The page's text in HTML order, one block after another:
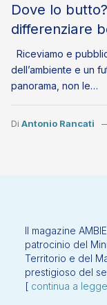
Dove lo
differenziare
Riceviamo e
dell’ambiente e un
panorama, non le…
Di Antonio Rancati
Il magazine
patrocinio del
Territorio e del
prestigioso del
[ continua a